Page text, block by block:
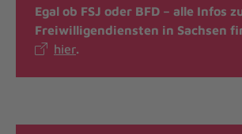
Egal ob FSJ oder BFD – alle Infos
Freiwilligendiensten in Sachsen
hier.